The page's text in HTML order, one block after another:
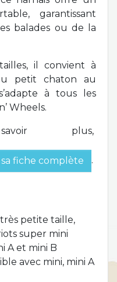
garantissant
balades ou de la
il convient à
petit chaton au
à tous les
Wheels.
plus,
fiche complète .
petite taille,
super mini
A et mini B
avec mini, mini A